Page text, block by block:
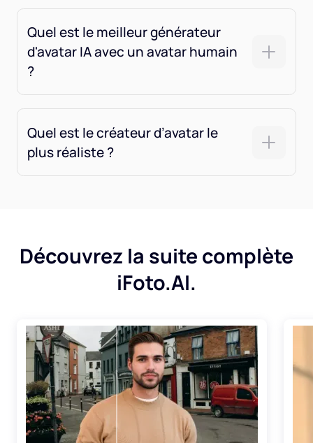
Quel est le meilleur générateur
d'avatar IA avec un avatar humain
?
Quel est le créateur d’avatar le
plus réaliste ?
Découvrez la suite complète
iFoto.AI.